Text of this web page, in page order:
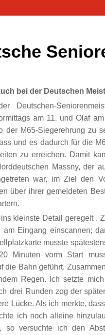
bei der Deutschen
Deutschen-
am 11. und Olaf
der M65-Siegerehrung zu
und es dadurch für die
zu erreichen. Damit
Massny, der
war, im Ziel den
über ihrer gemeldeten
kleinste Detail geregelt .
Eingang einscannen;
musste
Minuten vorm Start
die Bahn geführt.
Regen. Ich setzte
drei Runden zog der
Lücke. Als ich merkte,
ich noch alleine
so versuchte ich den